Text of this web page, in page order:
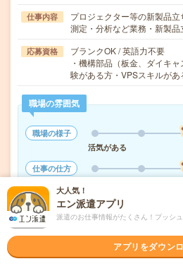
仕事内容
プロジェクター等の新製品
測定・分析など業務・新製
応募資格
ブランクOK / 英語力不要
・機構部品（板金、ダイキ
験がある方・VPSスキルが
職場の雰囲気
職場の様子
活気がある
仕事の仕方
大人気！
エン派遣アプリ
派遣のお仕事情報がたくさん！プッシ
アプリをダウン